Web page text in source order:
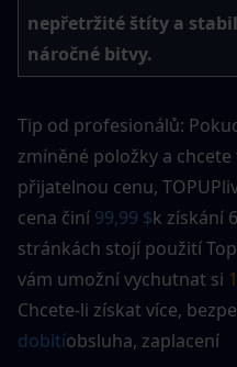
nepřetržité štíty a
náročné bitvy.
Tip od profesionálů:
zmíněné položky a
přijatelnou cenu,
cena činí 99,99 $k získání
stránkách stojí použití
vám umožní vychutnat si
Chcete-li získat více,
dobitíobsluha, zaplacení